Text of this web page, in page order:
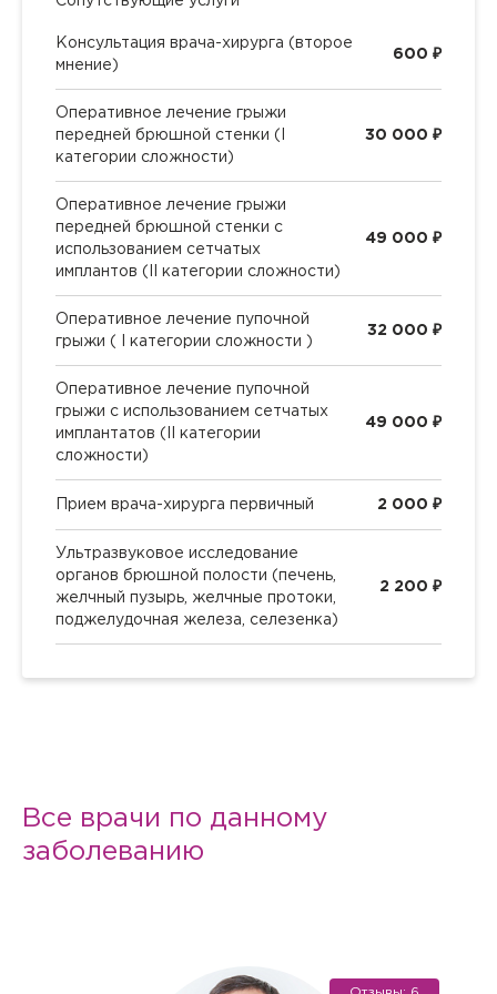
Консультация врача-хирурга (второе
мнение)
600 ₽
Оперативное лечение грыжи
передней брюшной стенки (I
категории сложности)
30 000 ₽
Оперативное лечение грыжи
передней брюшной стенки с
использованием сетчатых
имплантов (II категории сложности)
49 000 ₽
Оперативное лечение пупочной
грыжи ( I категории сложности )
32 000 ₽
Оперативное лечение пупочной
грыжи с использованием сетчатых
имплантатов (II категории
сложности)
49 000 ₽
Прием врача-хирурга первичный 2 000 ₽
Ультразвуковое исследование
органов брюшной полости (печень,
желчный пузырь, желчные протоки,
поджелудочная железа, селезенка)
2 200 ₽
Все врачи по данному
заболеванию